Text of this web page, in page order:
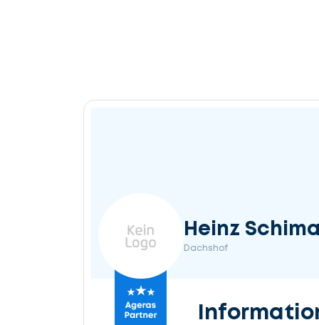
Heinz
Dachshof